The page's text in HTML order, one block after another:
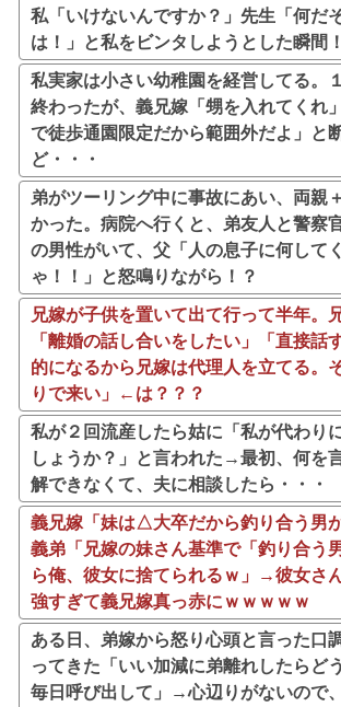
私「いけないんですか？」先生「何だ
は！」と私をビンタしようとした瞬間
私実家は小さい幼稚園を経営してる。
終わったが、義兄嫁「甥を入れてくれ
で徒歩通園限定だから範囲外だよ」と
ど・・・
弟がツーリング中に事故にあい、両親
かった。病院へ行くと、弟友人と警察
の男性がいて、父「人の息子に何して
ゃ！！」と怒鳴りながら！？
兄嫁が子供を置いて出て行って半年。
「離婚の話し合いをしたい」「直接話
的になるから兄嫁は代理人を立てる。
りで来い」←は？？？
私が２回流産したら姑に「私が代わり
しょうか？」と言われた→最初、何を
解できなくて、夫に相談したら・・・
義兄嫁「妹は△大卒だから釣り合う男
義弟「兄嫁の妹さん基準で「釣り合う
ら俺、彼女に捨てられるｗ」→彼女さ
強すぎて義兄嫁真っ赤にｗｗｗｗｗ
ある日、弟嫁から怒り心頭と言った口
ってきた「いい加減に弟離れしたらど
毎日呼び出して」→心辺りがないので